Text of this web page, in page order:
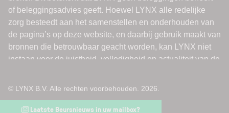
© LYNX B.V. Alle rechten voorbehouden. 2026.
Laatste Beursnieuws in uw mailbox?